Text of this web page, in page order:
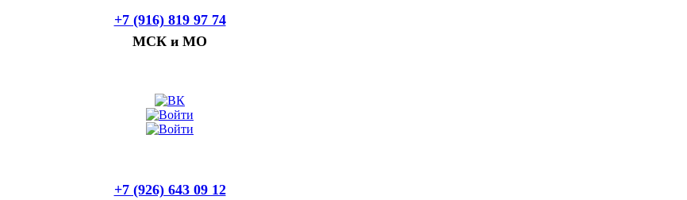
+7 (916) 819 97 74
МСК и МО
+7 (926) 643 09 12